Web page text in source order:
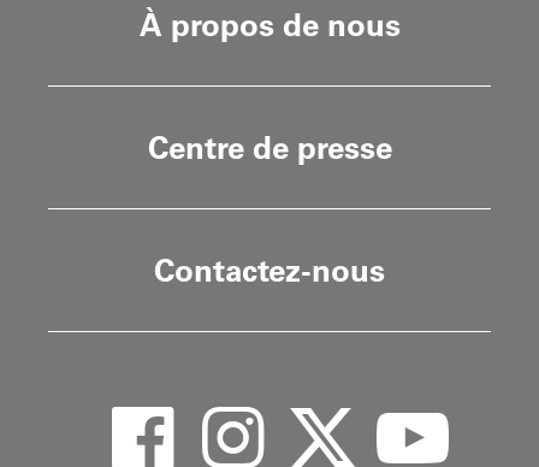
À propos de nous
Centre de presse
Contactez-nous